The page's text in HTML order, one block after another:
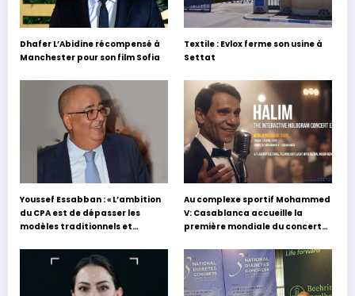
Dhafer L’Abidine récompensé à
Manchester pour son film Sofia
Textile : Evlox ferme son usine à
Settat
Youssef Essabban : « L’ambition
du CPA est de dépasser les
modèles traditionnels et
s’appuyant sur le partage des
expériences »
Au complexe sportif Mohammed
V: Casablanca accueille la
première mondiale du concert
Hafez